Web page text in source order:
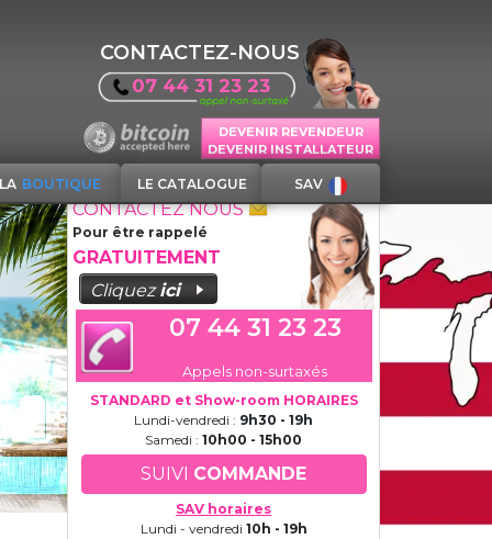
CONTACTEZ-NOUS
07 44 31 23 23
DEVENIR REVENDEUR
DEVENIR INSTALLATEUR
BOUTIQUE LE CATALOGUE SAV
CONTACTEZ NOUS
Pour être rappelé
GRATUITEMENT
Cliquezici
07 44 31 23 23
Appels non-surtaxés
STANDARD et Show-room HORAIRES
Lundi-vendredi : 9h30 - 19h
Samedi : 10h00 - 15h00
SUIVI COMMANDE
SAV horaires
Lundi - vendredi 10h - 19h